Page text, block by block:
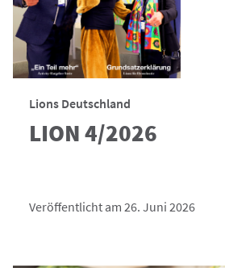
Lions Deutschland
LION 4/2026
Veröffentlicht am 26. Juni 2026